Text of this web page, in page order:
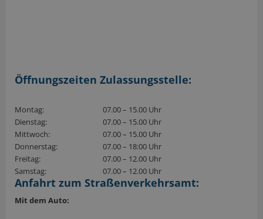
Öffnungszeiten Zulassungsstelle:
Montag:
07.00 – 15.00 Uhr
Dienstag:
07.00 – 15.00 Uhr
Mittwoch:
07.00 – 15.00 Uhr
Donnerstag:
07.00 – 18:00 Uhr
Freitag:
07.00 – 12.00 Uhr
Samstag:
07.00 – 12.00 Uhr
Anfahrt zum Straßenverkehrsamt:
Mit dem Auto: